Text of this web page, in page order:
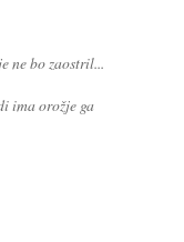
ne bo zaostril...
ima orožje ga